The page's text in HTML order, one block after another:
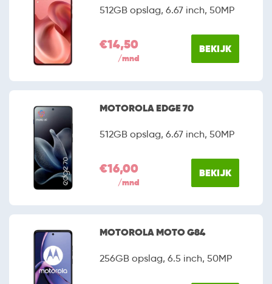
512GB opslag, 6.67 inch, 50MP
€14,50
/mnd
BEKIJK
MOTOROLA EDGE 70
512GB opslag, 6.67 inch, 50MP
€16,00
/mnd
BEKIJK
MOTOROLA MOTO G84
256GB opslag, 6.5 inch, 50MP